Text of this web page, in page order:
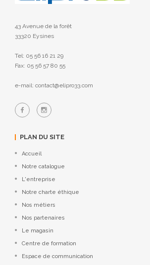
43 Avenue de la forêt
33320 Eysines
Tel: 05 56 16 21 29
Fax: 05 56 57 80 55
e-mail: contact@elipro33.com
PLAN DU SITE
Accueil
Notre catalogue
L'entreprise
Notre charte éthique
Nos métiers
Nos partenaires
Le magasin
Centre de formation
Espace de communication